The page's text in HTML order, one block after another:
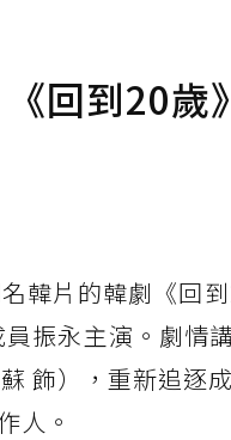
回到20
韓片的韓劇《回
振永主演。劇情
飾），重新追逐
人。